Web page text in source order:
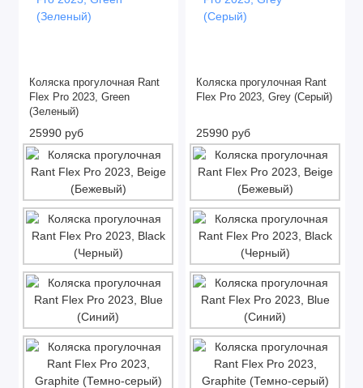
Коляска прогулочная Rant
Flex Pro 2023, Green
(Зеленый)
25990 руб
Коляска прогулочная Rant
Flex Pro 2023, Grey (Серый)
25990 руб